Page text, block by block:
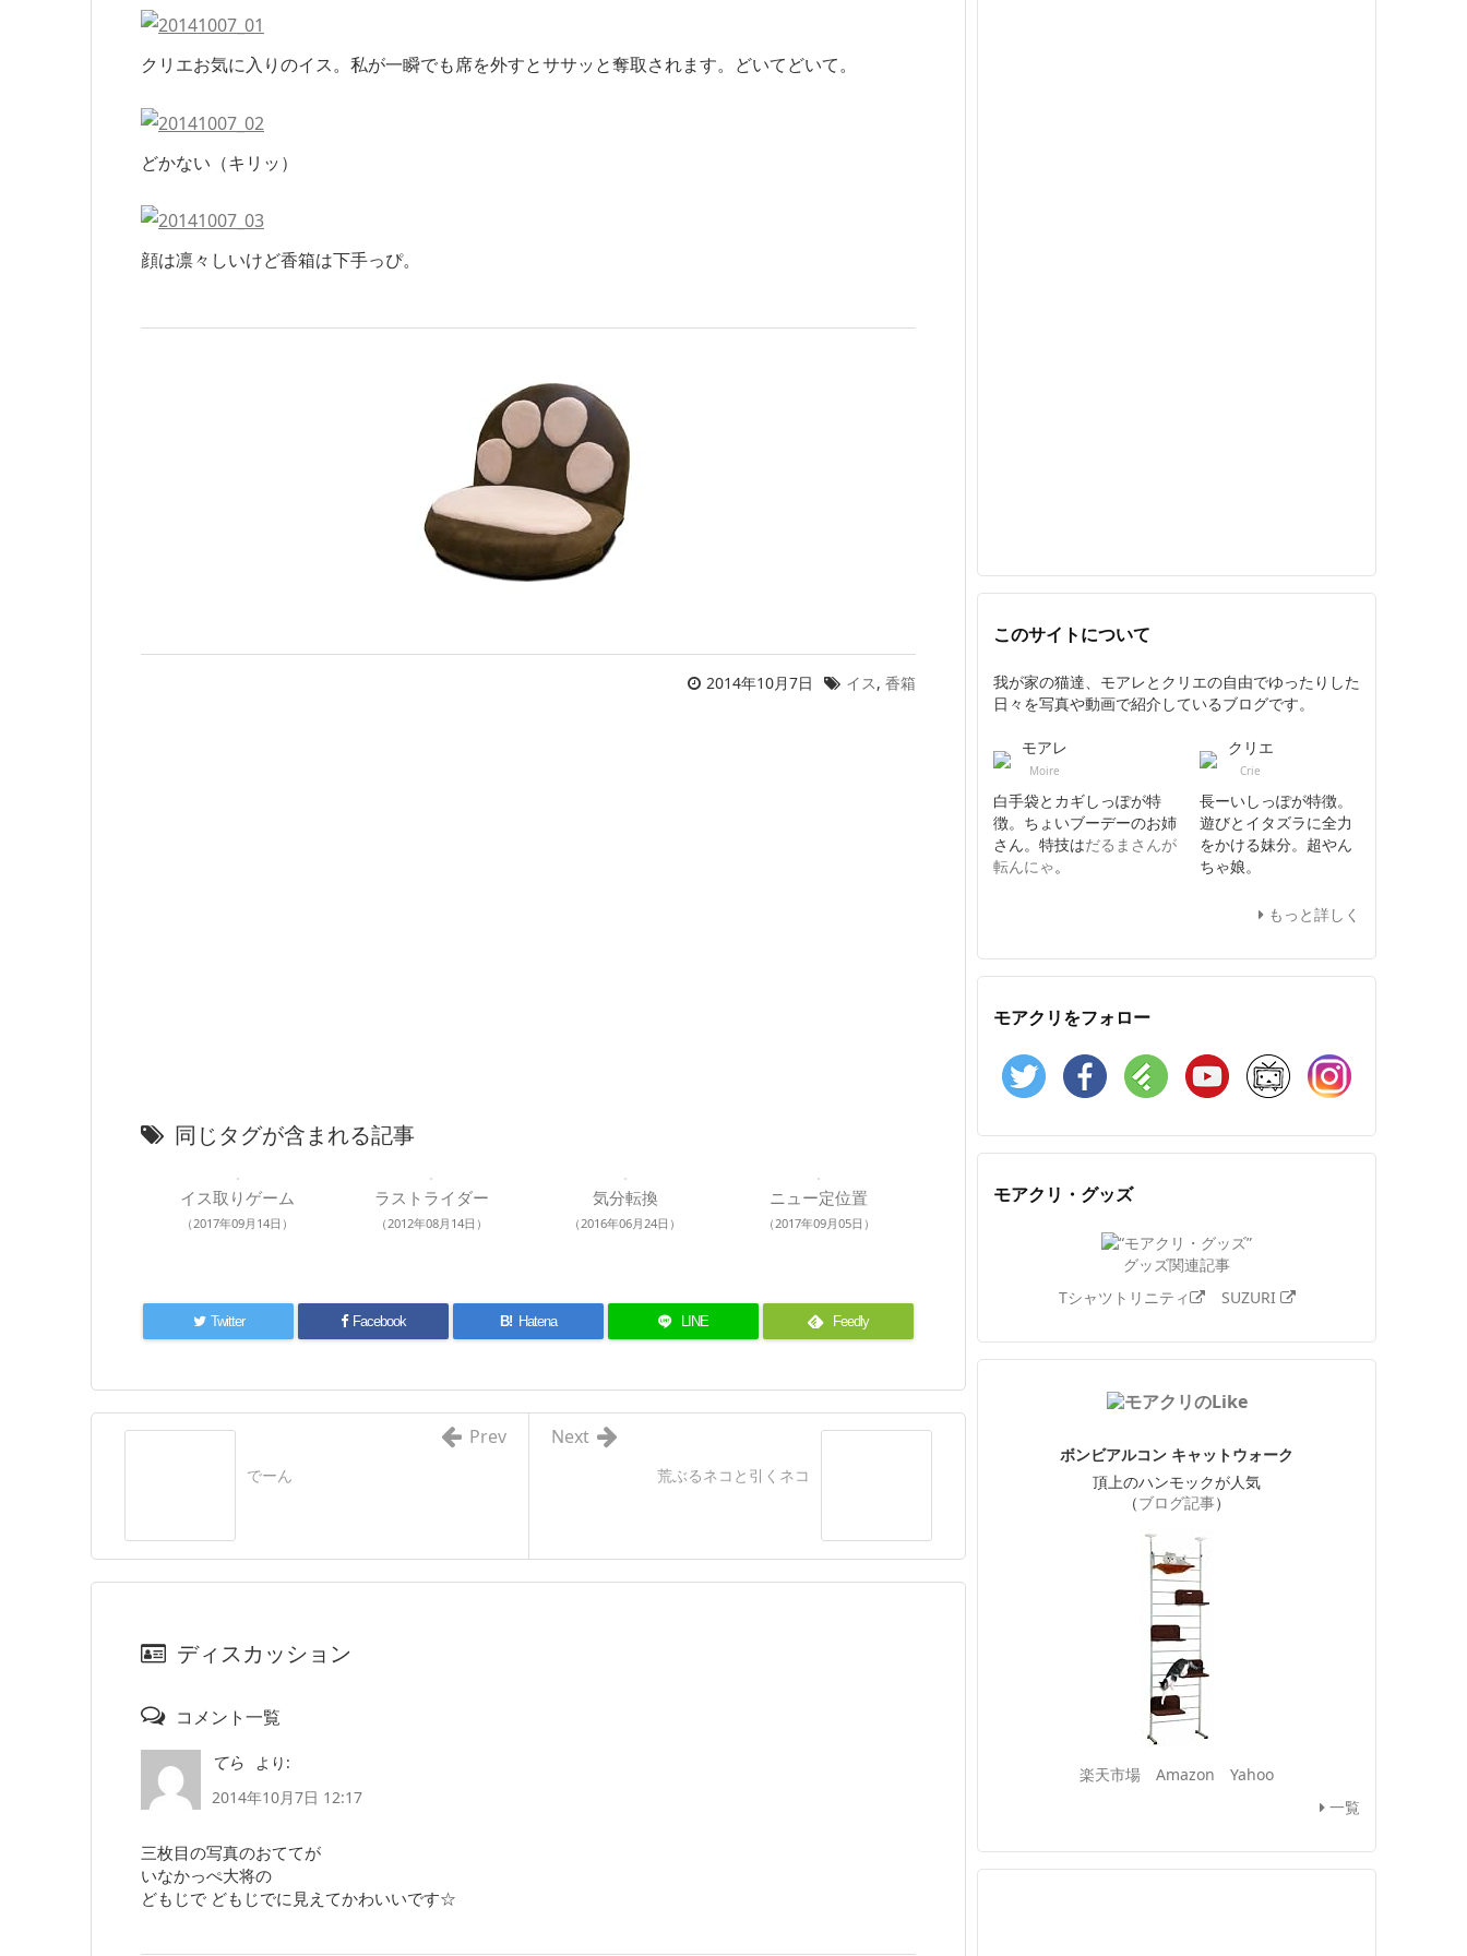
クリエお気に入りのイス。私が一瞬でも席を外すとササッと奪取されます。どいてどいて。
どかない（キリッ）
顔は凛々しいけど香箱は下手っぴ。
2014年10月7日 イス, 香箱
同じタグが含まれる記事
イス取りゲーム
（2017年09月14日）
ラストライダー
（2012年08月14日）
気分転換
（2016年06月24日）
ニュー定位置
（2017年09月05日）
Twitter Facebook B! Hatena LINE Feedly
荒ぶるネコと引くネコ
Next
でーん
Prev
ディスカッション
コメント一覧
てら
より:
2014年10月7日 12:17
三枚目の写真のおててが
いなかっぺ大将の
どもじで どもじでに見えてかわいいです☆
このサイトについて
我が家の猫達、モアレとクリエの自由でゆったりした
日々を写真や動画で紹介しているブログです。
モアレ
Moire
白手袋とカギしっぽが特
徴。ちょいブーデーのお姉
さん。特技はだるまさんが
転んにゃ。
クリエ
Crie
長ーいしっぽが特徴。
遊びとイタズラに全力
をかける妹分。超やん
ちゃ娘。
もっと詳しく
モアクリをフォロー
Twitter Facebook Feedly YouTube ニコニコ動画
モアクリ・グッズ
グッズ関連記事
Tシャツトリニティ
SUZURI
ボンビアルコン キャットウォーク
頂上のハンモックが人気
（ブログ記事）
楽天市場 Amazon
Yahoo
一覧